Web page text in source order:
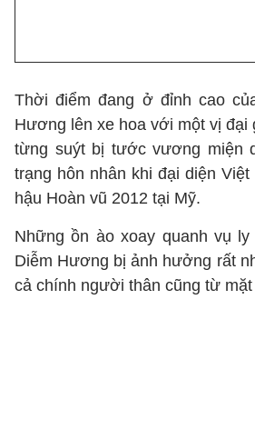
Thời điểm đang ở đỉnh cao
Hương lên xe hoa với một vị đại
từng suýt bị tước vương miện
trạng hôn nhân khi đại diện
hậu Hoàn vũ 2012 tại Mỹ.
Những ồn ào xoay quanh vụ
Diễm Hương bị ảnh hưởng rất
cả chính người thân cũng từ mặt